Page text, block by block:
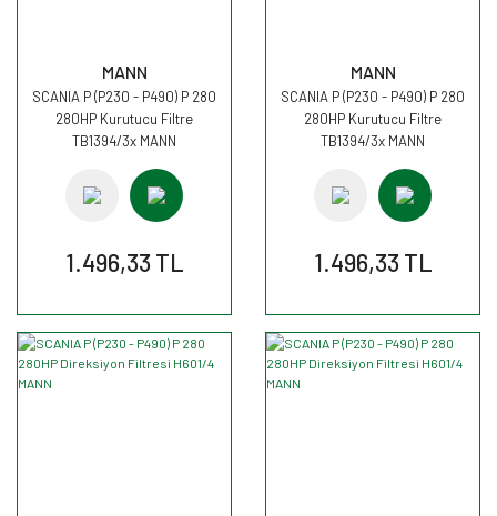
MANN
SCANIA P (P230 - P490) P 280
280HP Kurutucu Filtre
TB1394/3x MANN
1.496,33 TL
MANN
SCANIA P (P230 - P490) P 280
280HP Kurutucu Filtre
TB1394/3x MANN
1.496,33 TL